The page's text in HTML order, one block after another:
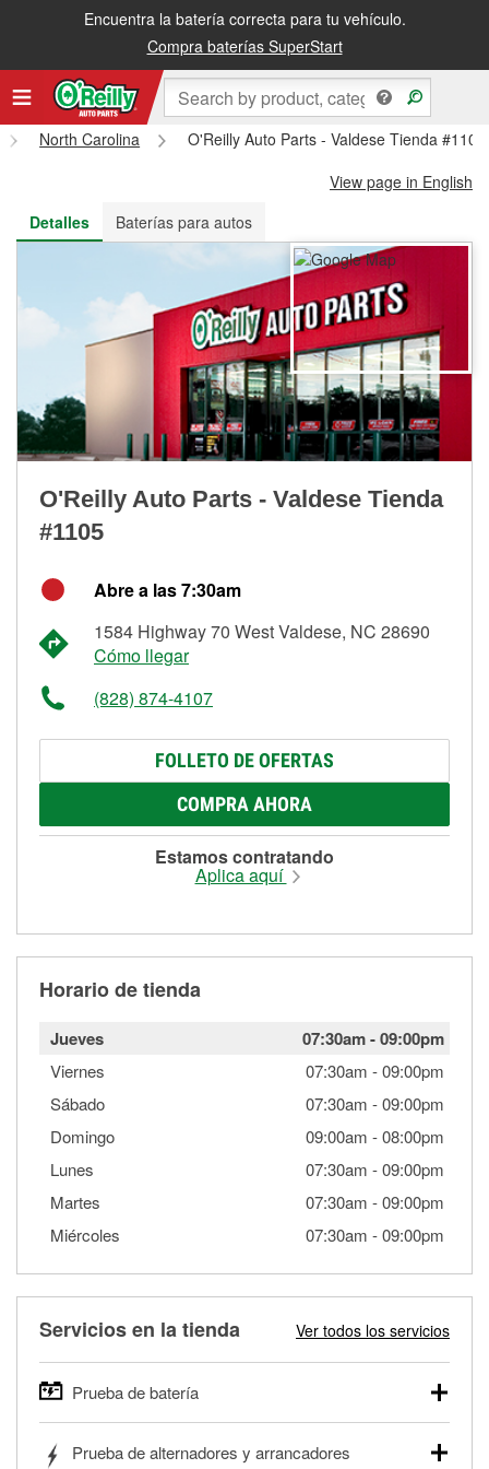
Encuentra la batería correcta para tu vehículo.
Compra baterías SuperStart
Recibe tu orden gratis al día siguiente o recógela en la tienda
North Carolina
O'Reilly Auto Parts - Valdese Tienda #1105
View page in English
Detalles
Baterías para autos
O'Reilly Auto Parts - Valdese Tienda
#1105
Abre a las 7:30am
1584 Highway 70 West Valdese, NC 28690
Cómo llegar
(828) 874-4107
FOLLETO DE OFERTAS
COMPRA AHORA
Estamos contratando
Aplica aquí
Horario de tienda
Jueves 07:30am-09:00pm
Viernes 07:30am -09:00pm
Sábado
07:30am -09:00pm
Domingo
09:00am -08:00pm
Lunes
07:30am -09:00pm
Martes
07:30am -09:00pm
Miércoles
07:30am -09:00pm
Servicios en la tienda Ver todos los servicios
Prueba de batería
autos, camionetas, SUVs, vehículos comerciales y
Prueba de alternadores y arrancadores